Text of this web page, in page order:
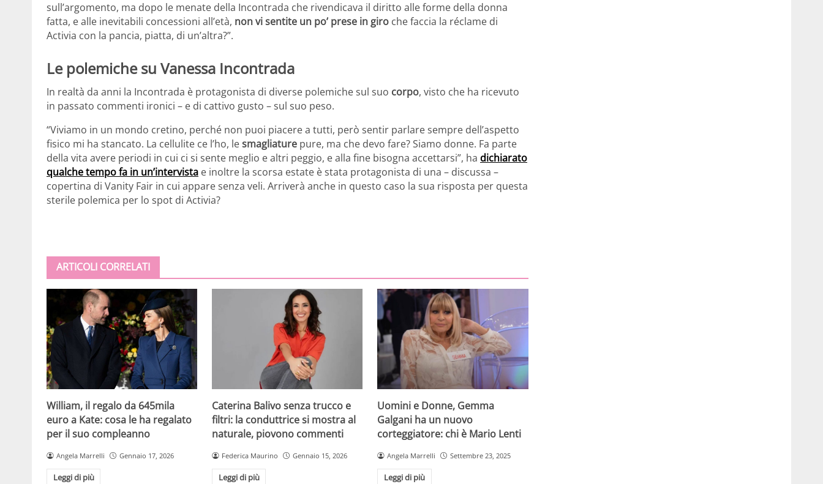
sull’argomento, ma dopo le menate della Incontrada che rivendicava il diritto alle forme della donna
fatta, e alle inevitabili concessioni all’età, non vi sentite un po’ prese in giro che faccia la réclame di
Activia con la pancia, piatta, di un’altra?”.
Le polemiche su Vanessa Incontrada
In realtà da anni la Incontrada è protagonista di diverse polemiche sul suo corpo, visto che ha ricevuto
in passato commenti ironici – e di cattivo gusto – sul suo peso.
“Viviamo in un mondo cretino, perché non puoi piacere a tutti, però sentir parlare sempre dell’aspetto
fisico mi ha stancato. La cellulite ce l’ho, lesmagliature pure, ma che devo fare? Siamo donne. Fa parte
della vita avere periodi in cui ci si sente meglio e altri peggio, e alla fine bisogna accettarsi”, ha dichiarato
qualche tempo fa in un’intervista e inoltre la scorsa estate è stata protagonista di una – discussa –
copertina di Vanity Fair in cui appare senza veli. Arriverà anche in questo caso la sua risposta per questa
sterile polemica per lo spot di Activia?
ARTICOLI CORRELATI
William, il regalo da 645mila
euro a Kate: cosa le ha regalato
per il suo compleanno
Angela Marrelli Gennaio 17, 2026
Leggi di più
Caterina Balivo senza trucco e
filtri: la conduttrice si mostra al
naturale, piovono commenti
Federica Maurino Gennaio 15, 2026
Leggi di più
Uomini e Donne, Gemma
Galgani ha un nuovo
corteggiatore: chi è Mario Lenti
Angela Marrelli Settembre 23, 2025
Leggi di più